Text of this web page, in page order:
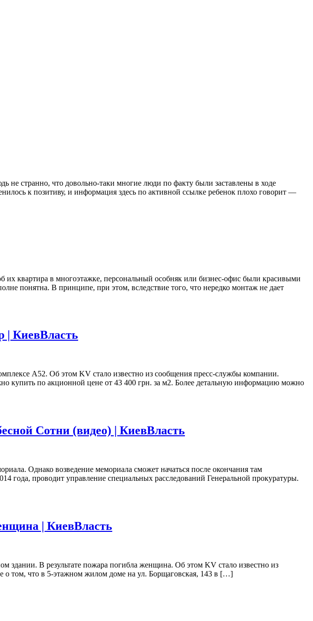
не странно, что довольно-таки многие люди по факту были заставлены в ходе
к позитиву, и информация здесь по активной ссылке ребенок плохо говорит —
их квартира в многоэтажке, персональный особняк или бизнес-офис были красивыми
понятна. В принципе, при этом, вследствие того, что нередко монтаж не дает
| КиевВласть
А52. Об этом KV стало известно из сообщения пресс-службы компании.
купить по акционной цене от 43 400 грн. за м2. Более детальную информацию можно
Сотни (видео) | КиевВласть
Однако возведение мемориала сможет начаться после окончания там
года, проводит управление специальных расследований Генеральной прокуратуры.
| КиевВласть
здании. В результате пожара погибла женщина. Об этом KV стало известно из
о том, что в 5-этажном жилом доме на ул. Борщаговская, 143 в […]